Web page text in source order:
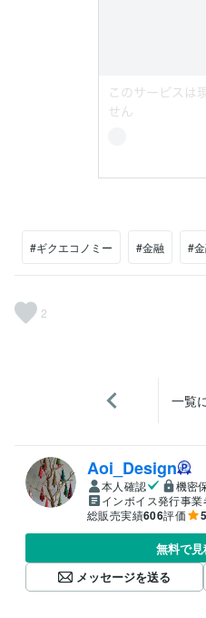
#ギクエコノミー #金融 #
2
一覧
Aoi_Design
本人確認
機密
インボイス発行事業
総販売実績606評価
無料で
メッセージを送る